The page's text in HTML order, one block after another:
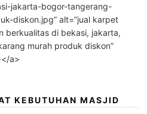
jakarta-bogor-tangerang-
diskon.jpg” alt=”jual karpet
berkualitas di bekasi, jakarta,
murah produk diskon”
a>
KEBUTUHAN MASJID